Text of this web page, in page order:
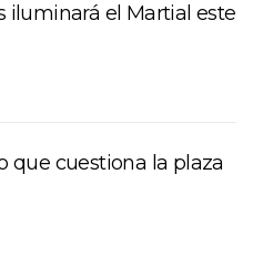
iluminará el Martial este
que cuestiona la plaza